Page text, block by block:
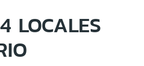
LOCALES